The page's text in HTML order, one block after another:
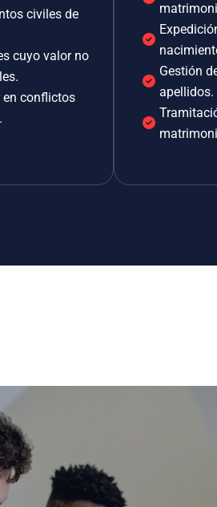
civiles de
cuyo valor no
conflictos
Gestión
apellidos.